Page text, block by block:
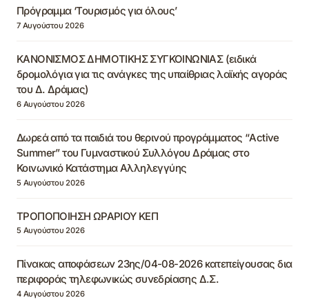
Πρόγραμμα ‘Τουρισμός για όλους’
7 Αυγούστου 2026
ΚΑΝΟΝΙΣΜΟΣ ΔΗΜΟΤΙΚΗΣ ΣΥΓΚΟΙΝΩΝΙΑΣ (ειδικά
δρομολόγια για τις ανάγκες της υπαίθριας λαϊκής αγοράς
του Δ. Δράμας)
6 Αυγούστου 2026
Δωρεά από τα παιδιά του θερινού προγράμματος “Active
Summer” του Γυμναστικού Συλλόγου Δράμας στο
Κοινωνικό Κατάστημα Αλληλεγγύης
5 Αυγούστου 2026
ΤΡΟΠΟΠΟΙΗΣΗ ΩΡΑΡΙΟΥ ΚΕΠ
5 Αυγούστου 2026
Πίνακας αποφάσεων 23ης/04-08-2026 κατεπείγουσας δια
περιφοράς τηλεφωνικώς συνεδρίασης Δ.Σ.
4 Αυγούστου 2026